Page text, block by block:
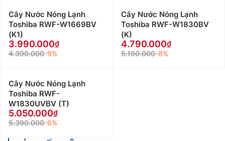
Cây Nước Nóng Lạnh
Toshiba RWF-W1669BV
(K1)
3.990.000
4.390.000-9%
Cây Nước Nóng Lạnh
Toshiba RWF-W1830BV
(K)
4.790.000
5.190.000-8%
Cây Nước Nóng Lạnh
Toshiba RWF-
W1830UVBV (T)
5.050.000
5.390.000-6%